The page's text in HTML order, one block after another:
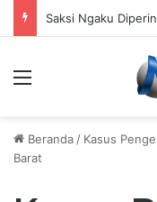
Menu
Beranda / Kasus
Barat